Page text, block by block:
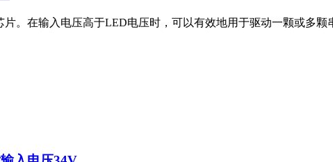
。在输入电压高于LED电压时，可以有效地用于驱动一颗或多